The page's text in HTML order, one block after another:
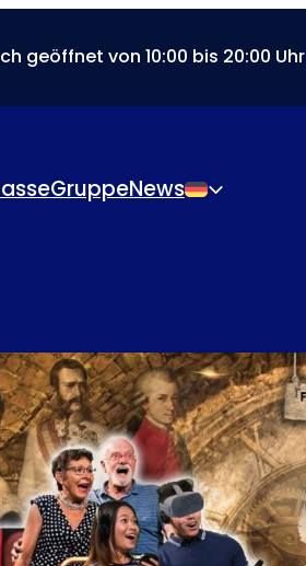
geöffnet von 10:00 bis 20:00 Uhr
GruppeNews Deutsch